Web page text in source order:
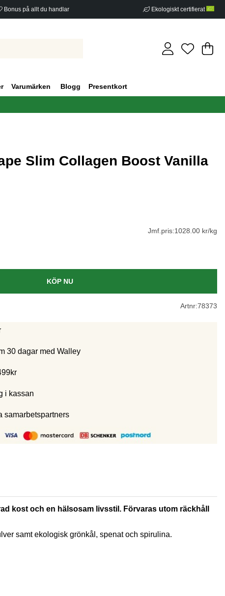
Bonus på allt du handlar Ekologiskt certifierat
.
Varumärken Blogg Presentkort
Slim Collagen Boost Vanilla
0
Jmf.pris:1028.00 kr/kg
KÖP NU
Artnr:78373
30 dagar med Walley
i kassan
samarbetspartners
kost och en hälsosam livsstil. Förvaras utom räckhåll
samt ekologisk grönkål, spenat och spirulina.